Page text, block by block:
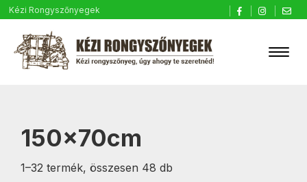
Kézi Rongyszőnyegek
150x70cm
1–32 termék, összesen 48 db